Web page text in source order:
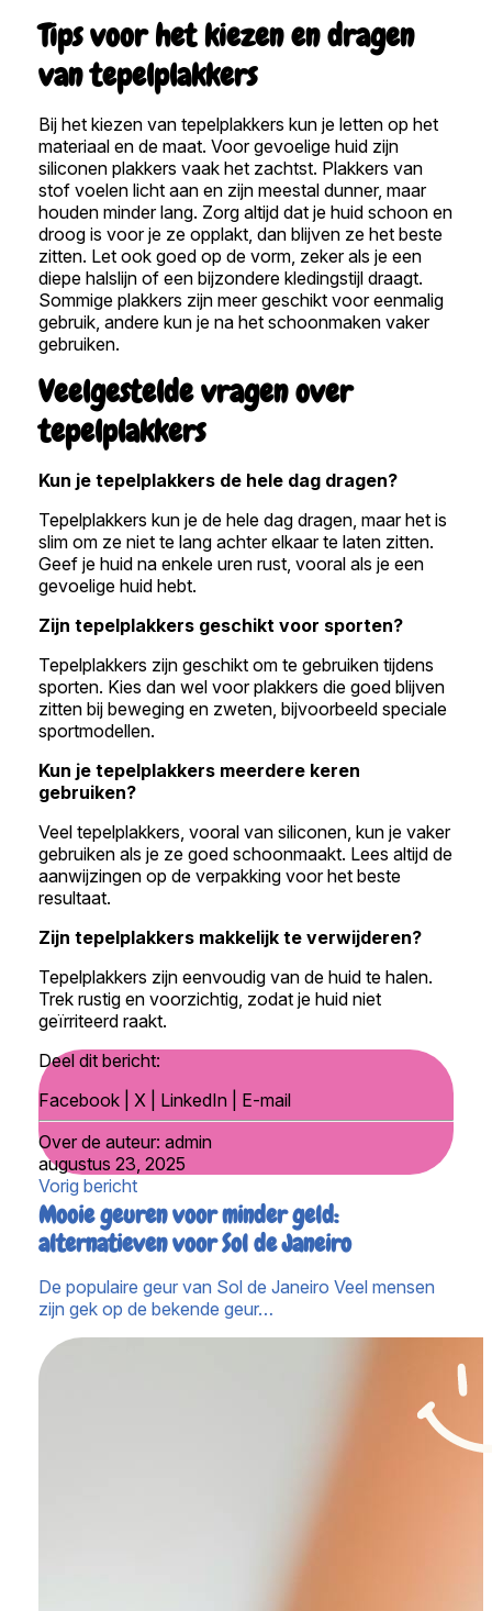
Tips voor het kiezen en dragen
van tepelplakkers
Bij het kiezen van tepelplakkers kun je letten op het
materiaal en de maat. Voor gevoelige huid zijn
siliconen plakkers vaak het zachtst. Plakkers van
stof voelen licht aan en zijn meestal dunner, maar
houden minder lang. Zorg altijd dat je huid schoon en
droog is voor je ze opplakt, dan blijven ze het beste
zitten. Let ook goed op de vorm, zeker als je een
diepe halslijn of een bijzondere kledingstijl draagt.
Sommige plakkers zijn meer geschikt voor eenmalig
gebruik, andere kun je na het schoonmaken vaker
gebruiken.
Veelgestelde vragen over
tepelplakkers
Kun je tepelplakkers de hele dag dragen?
Tepelplakkers kun je de hele dag dragen, maar het is
slim om ze niet te lang achter elkaar te laten zitten.
Geef je huid na enkele uren rust, vooral als je een
gevoelige huid hebt.
Zijn tepelplakkers geschikt voor sporten?
Tepelplakkers zijn geschikt om te gebruiken tijdens
sporten. Kies dan wel voor plakkers die goed blijven
zitten bij beweging en zweten, bijvoorbeeld speciale
sportmodellen.
Kun je tepelplakkers meerdere keren
gebruiken?
Veel tepelplakkers, vooral van siliconen, kun je vaker
gebruiken als je ze goed schoonmaakt. Lees altijd de
aanwijzingen op de verpakking voor het beste
resultaat.
Zijn tepelplakkers makkelijk te verwijderen?
Tepelplakkers zijn eenvoudig van de huid te halen.
Trek rustig en voorzichtig, zodat je huid niet
geïrriteerd raakt.
Deel dit bericht:
Facebook| X LinkedIn| E-mail
Over de auteur: admin
augustus 23, 2025
Vorig bericht
Mooie geuren voor minder geld:
alternatieven voor Sol de Janeiro
De populaire geur van Sol de Janeiro Veel mensen
zijn gek op de bekende geur…